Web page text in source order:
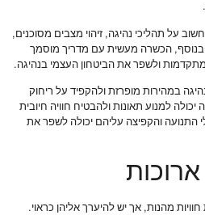
על תהליכי נהיגה, זיהוי מצבים מסוכנים,
הכשרה מעשית עם מדריך מוסמך
מתקדמות ולשפר את הביטחון העצמי בנהיגה.
במהירות מופרזת ולהקפיד על ריחוק
למנוע תאונות ולהבטיח חוויה חיובית
והקפיצה עליהם יכולה לשפר את
מהנות, אך יש להיערך אליהן כראוי.